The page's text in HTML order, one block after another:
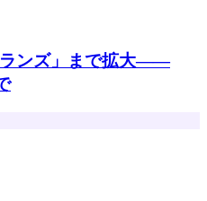
ランズ」まで拡大——